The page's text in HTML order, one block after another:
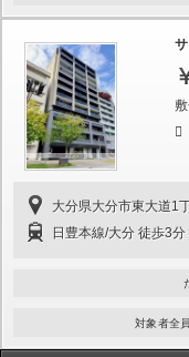
大分県大分市東大道1
日豊本線/大分 徒歩3分
対象者全